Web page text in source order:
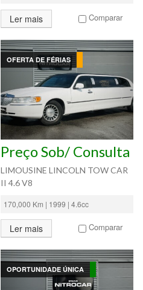
Ler mais Comparar
OFERTA DE FÉRIAS
Preço Sob/ Consulta
LIMOUSINE LINCOLN TOW CAR
II 4.6 V8
170,000 Km | 1999 | 4.6cc
Ler mais Comparar
OPORTUNIDADE ÚNICA